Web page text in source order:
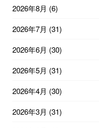
2026年8月 (6)
2026年7月 (31)
2026年6月 (30)
2026年5月 (31)
2026年4月 (30)
2026年3月 (31)